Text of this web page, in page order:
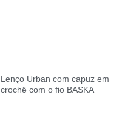
Lenço Urban com capuz em
crochê com o fio BASKA